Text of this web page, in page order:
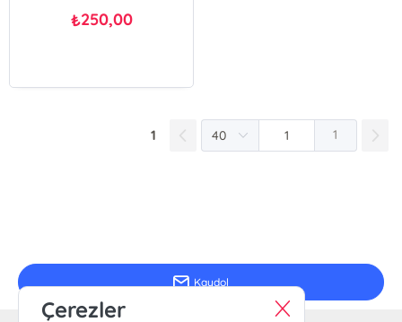
₺250,00
1 1
Kaydol
Çerezler